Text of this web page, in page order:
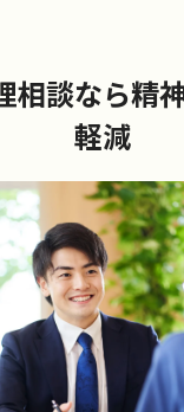
相談なら精
軽減